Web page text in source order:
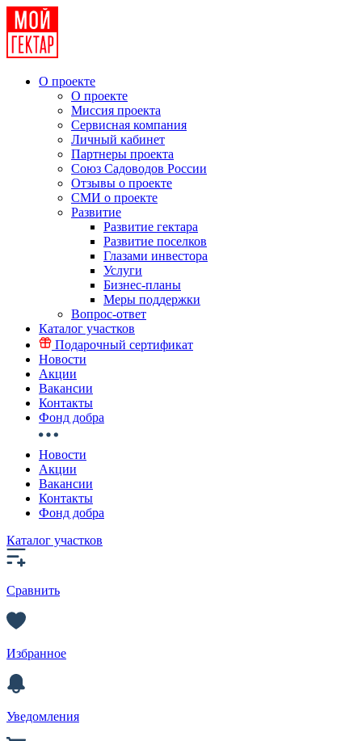
О проекте
О проекте
Миссия проекта
Сервисная компания
Личный кабинет
Партнеры проекта
Союз Садоводов России
Отзывы о проекте
СМИ о проекте
Развитие
Развитие гектара
Развитие поселков
Глазами инвестора
Услуги
Бизнес-планы
Меры поддержки
Вопрос-ответ
Каталог участков
Подарочный сертификат
Новости
Акции
Вакансии
Контакты
Фонд добра
Новости
Акции
Вакансии
Контакты
Фонд добра
Каталог участков
Сравнить
Избранное
Уведомления